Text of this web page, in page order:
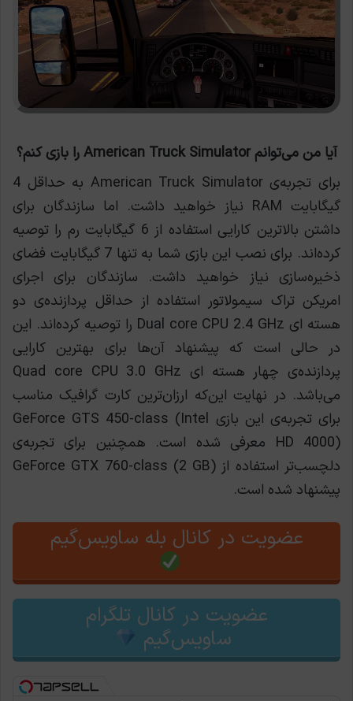
آیا من می‌توانم American Truck Simulator را بازی کنم؟
برای تجربه‌ی American Truck Simulator به حداقل 4
گیگابایت RAM نیاز خواهید داشت. اما سازندگان برای
داشتن بالاترین کارایی استفاده از 6 گیگابایت رم را توصیه
کرده‌اند. برای نصب این بازی شما به تنها 7 گیگابایت فضای
ذخیره‌سازی نیاز خواهید داشت. سازندگان برای اجرای
امریکن تراک سیمولاتور استفاده از حداقل پردازنده‌ی دو
هسته ای Dual core CPU 2.4 GHz را توصیه کرده‌اند. این
در حالی است که پیشنهاد آن‌ها برای بهترین کارایی
پردازنده‌ی چهار هسته ای Quad core CPU 3.0 GHz
می‌باشد. در نهایت این‌که ارزان‌ترین کارت گرافیک مناسب
برای تجربه‌ی این بازی GeForce GTS 450-class (Intel
HD 4000) معرفی شده است. همچنین برای تجربه‌ی
دلچسب‌تر استفاده از GeForce GTX 760-class (2 GB)
پیشنهاد شده است.
عضویت در کانال بله ساویس‌گیم
عضویت در کانال تلگرام
ساویس‌گیم